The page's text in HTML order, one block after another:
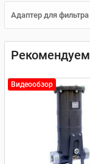
Адаптер для
Видеообзор